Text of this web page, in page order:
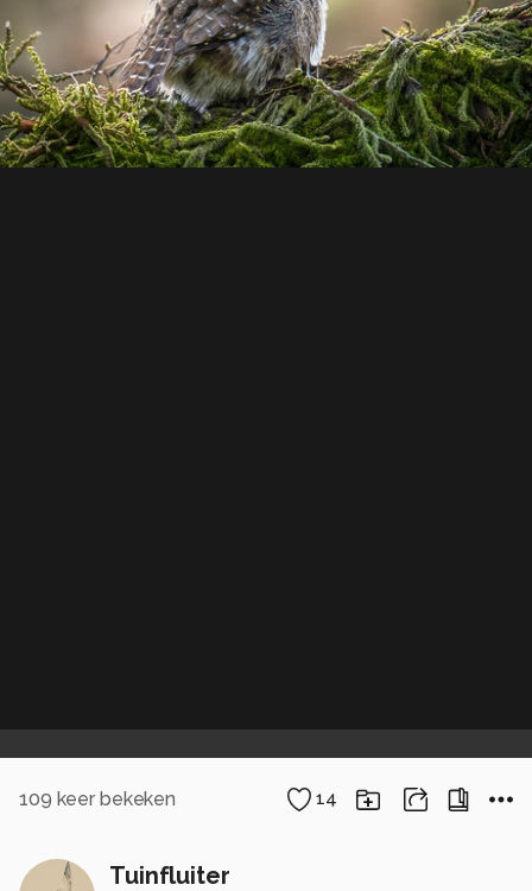
109 keer bekeken 14
Tuinfluiter